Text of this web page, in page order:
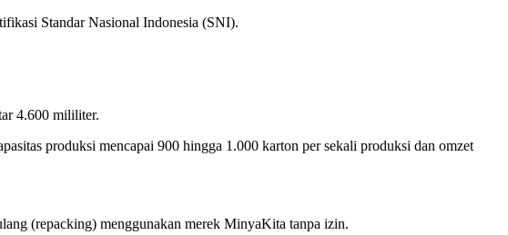
Standar Nasional Indonesia (SNI).
4.600 mililiter.
produksi mencapai 900 hingga 1.000 karton per sekali produksi dan omzet
(repacking) menggunakan merek MinyaKita tanpa izin.